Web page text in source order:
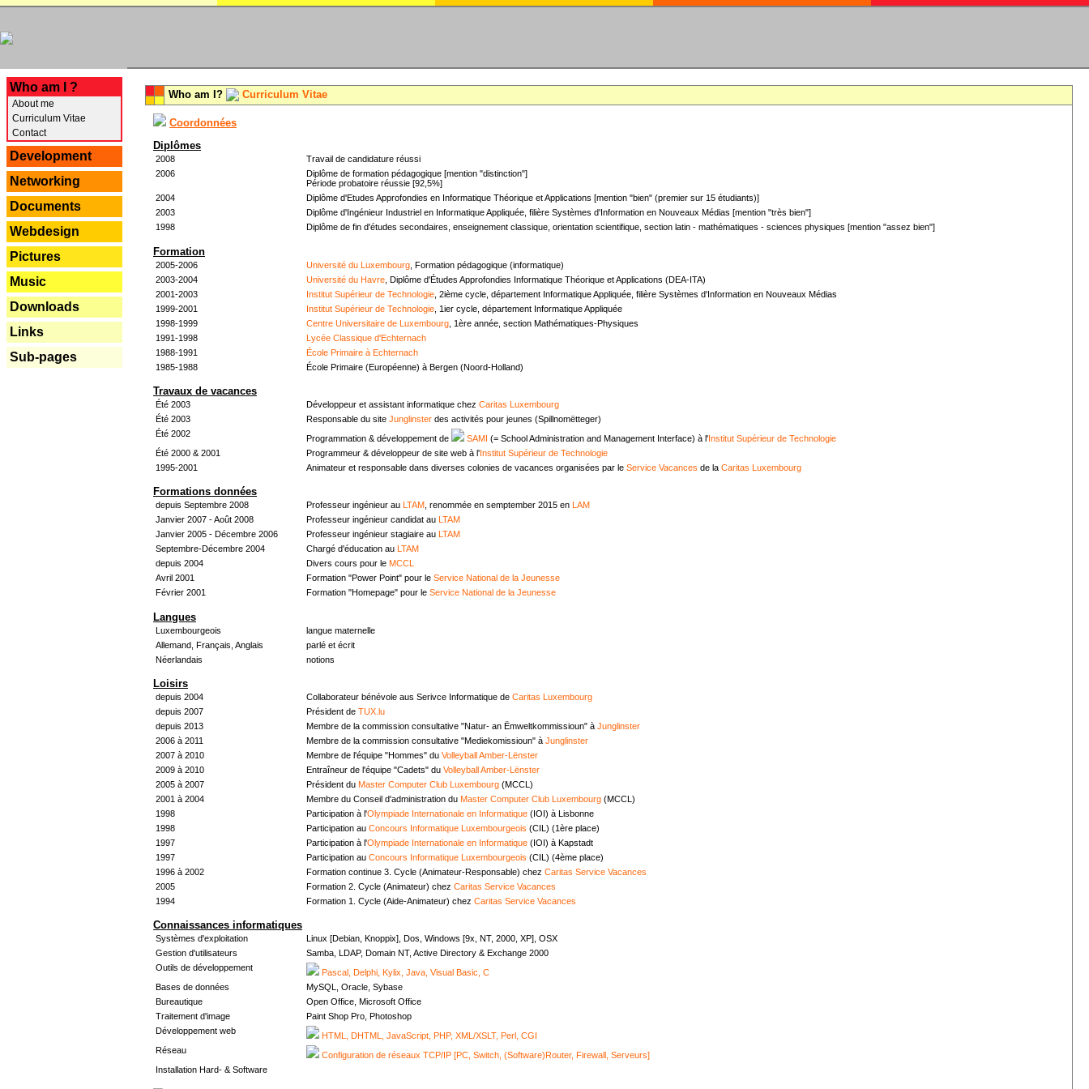
Who am I ?
About me
Curriculum Vitae
Contact
Development
Networking
Documents
Webdesign
Pictures
Music
Downloads
Links
Sub-pages
Who am I? Curriculum Vitae
Coordonnées
Diplômes
2008
Travail de candidature réussi
2006
Diplôme de formation pédagogique [mention "distinction"]
Période probatoire réussie [92,5%]
2004
Diplôme d'Etudes Approfondies en Informatique Théorique et Applications [mention "bien" (premier sur 15 étudiants)]
2003
Diplôme d'Ingénieur Industriel en Informatique Appliquée, filière Systèmes d'Information en Nouveaux Médias [mention "très bien"]
1998
Diplôme de fin d'études secondaires, enseignement classique, orientation scientifique, section latin - mathématiques - sciences physiques [mention "assez bien"]
Formation
2005-2006 Université du Luxembourg , Formation pédagogique (informatique)
2003-2004
Université du Havre , Diplôme d'Études Approfondies Informatique Théorique et Applications (DEA-ITA)
2001-2003
Institut Supérieur de Technologie , 2ième cycle, département Informatique Appliquée, filière Systèmes d'Information en Nouveaux Médias
1999-2001
Institut Supérieur de Technologie , 1ier cycle, département Informatique Appliquée
1998-1999
Centre Universitaire de Luxembourg , 1ère année, section Mathématiques-Physiques
1991-1998
Lycée Classique d'Echternach
1988-1991
École Primaire à Echternach
1985-1988
École Primaire (Européenne) à Bergen (Noord-Holland)
Travaux de vacances
Été 2003 Développeur et assistant informatique chez Caritas Luxembourg
Été 2003
Responsable du site Junglinster des activités pour jeunes (Spillnomëtteger)
Été 2002
Programmation & développement de SAMI (= School Administration and Management Interface) à l'Institut Supérieur de Technologie
Été 2000 & 2001
Programmeur & développeur de site web à l'Institut Supérieur de Technologie
1995-2001
Animateur et responsable dans diverses colonies de vacances organisées par le Service Vacances de la Caritas Luxembourg
Formations données
depuis Septembre 2008 Professeur ingénieur au LTAM , renommée en semptember 2015 en
LAM
Janvier 2007 - Août 2008
Professeur ingénieur candidat au
LTAM
Janvier 2005 - Décembre 2006
Professeur ingénieur stagiaire au
LTAM
Septembre-Décembre 2004
Chargé d'éducation au
LTAM
depuis 2004
Divers cours pour le MCCL
Avril 2001
Formation "Power Point" pour le Service National de la Jeunesse
Février 2001
Formation "Homepage" pour le Service National de la Jeunesse
Langues
Luxembourgeois
langue maternelle
Allemand, Français, Anglais
parlé et écrit
Néerlandais
notions
Loisirs
depuis 2004 Collaborateur bénévole aus Serivce Informatique de Caritas Luxembourg
depuis 2007
Président de TUX.lu
depuis 2013
Membre de la commission consultative "Natur- an Ëmweltkommissioun" à Junglinster
2006 à 2011
Membre de la commission consultative "Mediekomissioun" à Junglinster
2007 à 2010
Membre de l'équipe "Hommes" du Volleyball Amber-Lënster
2009 à 2010
Entraîneur de l'équipe "Cadets" du Volleyball Amber-Lënster
2005 à 2007
Président du Master Computer Club Luxembourg (MCCL)
2001 à 2004
Membre du Conseil d'administration du Master Computer Club Luxembourg (MCCL)
1998
Participation à l'Olympiade Internationale en Informatique (IOI) à Lisbonne
1998
Participation au Concours Informatique Luxembourgeois (CIL) (1ère place)
1997
Participation à l'Olympiade Internationale en Informatique (IOI) à Kapstadt
1997
Participation au Concours Informatique Luxembourgeois (CIL) (4ème place)
1996 à 2002
Formation continue 3. Cycle (Animateur-Responsable) chez Caritas Service Vacances
2005
Formation 2. Cycle (Animateur) chez Caritas Service Vacances
1994
Formation 1. Cycle (Aide-Animateur) chez Caritas Service Vacances
Connaissances informatiques
Systèmes d'exploitation
Linux [Debian, Knoppix], Dos, Windows [9x, NT, 2000, XP], OSX
Gestion d'utilisateurs
Samba, LDAP, Domain NT, Active Directory & Exchange 2000
Outils de développement
Pascal, Delphi, Kylix, Java, Visual Basic, C
Bases de données
MySQL, Oracle, Sybase
Bureautique
Open Office, Microsoft Office
Traitement d'image
Paint Shop Pro, Photoshop
Développement web
HTML, DHTML, JavaScript, PHP, XML/XSLT, Perl, CGI
Réseau
Configuration de réseaux TCP/IP [PC, Switch, (Software)Router, Firewall, Serveurs]
Installation Hard- & Software